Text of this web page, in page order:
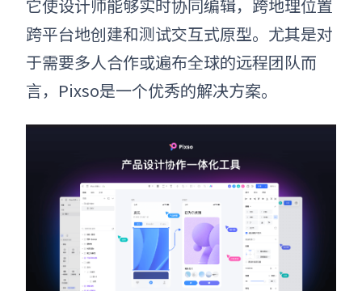
它使设计师能够实时协同编辑，跨地理位置
跨平台地创建和测试交互式原型。尤其是对
于需要多人合作或遍布全球的远程团队而
言，Pixso是一个优秀的解决方案。